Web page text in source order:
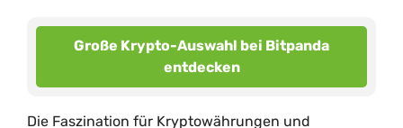
Große Krypto-Auswahl bei Bitpanda
entdecken
Die Faszination für Kryptowährungen und